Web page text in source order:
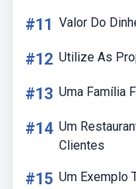
#11 Valor Do
#12 Utilize As
#13 Uma Família
#14 Um
Clientes
#15 Um Exemplo